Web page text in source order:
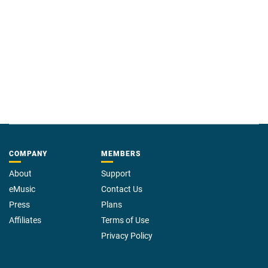
COMPANY
About
eMusic
Press
Affiliates
MEMBERS
Support
Contact Us
Plans
Terms of Use
Privacy Policy